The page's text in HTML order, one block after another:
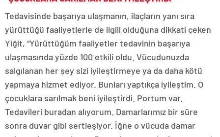
Tedavisinde başarıya ulaşmanın, ilaçların yanı sıra
yürüttüğü faaliyetlerle de ilgili olduğuna dikkati çeken
Yiğit, “Yürüttüğüm faaliyetler tedavinin başarıya
ulaşmasında yüzde 100 etkili oldu. Vücudunuzda
salgılanan her şey sizi iyileştirmeye ya da daha kötü
yapmaya hizmet ediyor. Bunları yaptıkça iyileştim. O
çocuklara sarılmak beni iyileştirdi. Portum var.
Tedavileri buradan alıyorum. Damarlarımız bir süre
sonra duvar gibi sertleşiyor. İğne o vücuda damar